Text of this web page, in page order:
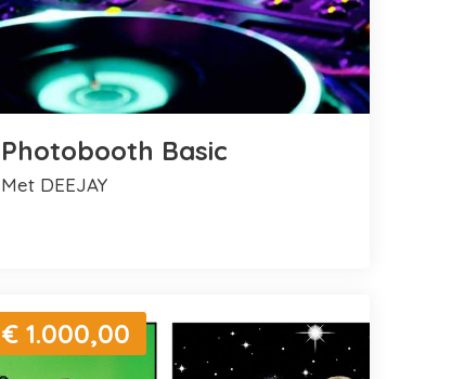
Photobooth Basic
met DEEJAY
€ 1.000,00